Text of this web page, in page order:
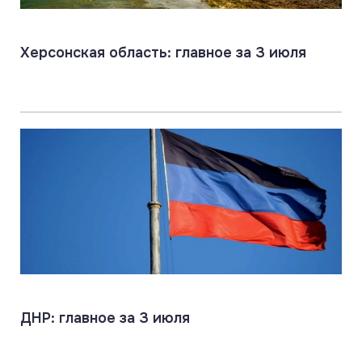
Херсонская область: главное за 3 июля
ДНР: главное за 3 июля